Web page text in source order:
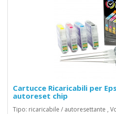
Cartucce Ricaricabili per
autoreset chip
Tipo: ricaricabile / autoresettante ,